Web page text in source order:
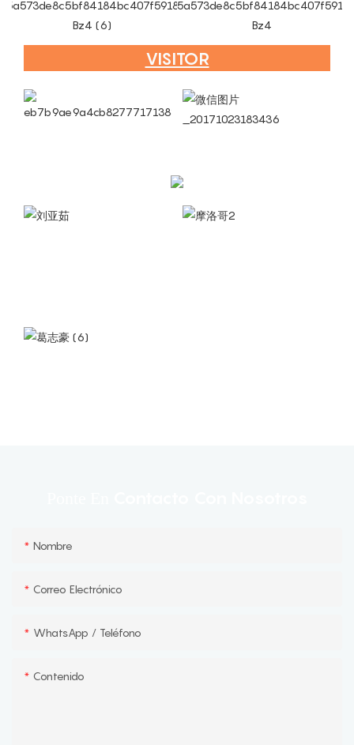
VISITOR
Nombre
Correo Electrónico
WhatsApp / Teléfono
Contenido